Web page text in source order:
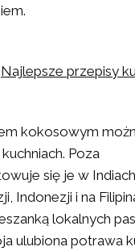
Najlepsze przepisy
kokosowym
Poza
się je w
Indonezji i na
lokalnych
ulubiona potrawa